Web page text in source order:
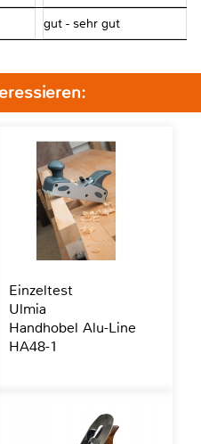
gut - sehr gut
Einzeltest
Ulmia
Handhobel Alu-Line
HA48-1